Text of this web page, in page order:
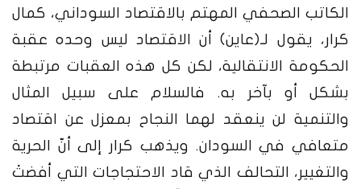
الكاتب الصحفي المهتم بالاقتصاد السوداني، كمال
كرار، يقول لـ(عاين) أن الاقتصاد ليس وحده عقبة
الحكومة الانتقالية، لكن كل هذه العقبات مرتبطة
بشكل أو بآخر به. فالسلام على سبيل المثال
والتنمية لن ينعقد لهما النجاح بمعزل عن اقتصاد
متعافي في السودان. ويذهب كرار إلى أنّ الحرية
والتغيير، التحالف الذي قاد الاحتجاجات التي أفضتْ